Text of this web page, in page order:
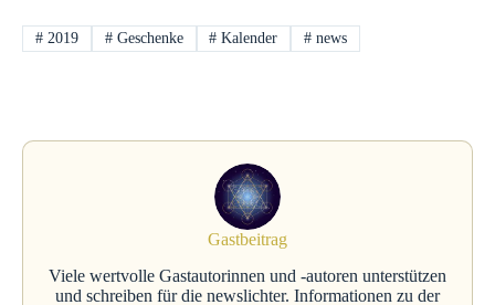
#2019 #Geschenke # Kalender # news
Gastbeitrag
Viele wertvolle Gastautorinnen und -autoren unterstützen
und schreiben für die newslichter. Informationen zu der